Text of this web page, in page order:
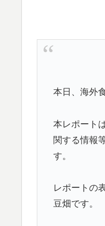
本日、海外
本レポート
関する情報
す。
レポートの
豆畑です。